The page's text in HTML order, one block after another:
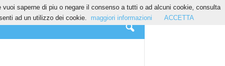
saperne di piu o negare il consenso a tutti o ad alcuni cookie, consulta
ad un utilizzo dei cookie.
maggiori informazioni ACCETTA